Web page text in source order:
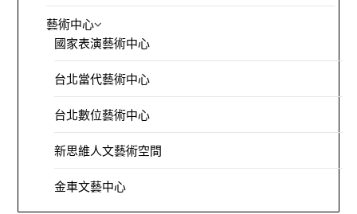
藝術中心
國家表演藝術中心
台北當代藝術中心
台北數位藝術中心
新思維人文藝術空間
金車文藝中心